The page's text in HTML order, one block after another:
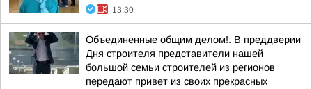
13:30
Объединенные общим делом!. В преддверии
Дня строителя представители нашей
большой семьи строителей из регионов
передают привет из своих прекрасных